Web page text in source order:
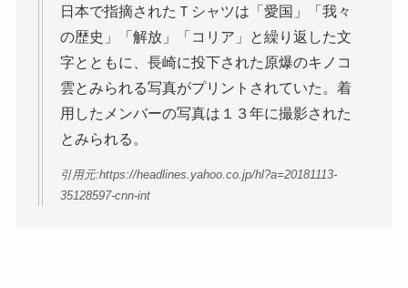
日本で指摘されたＴシャツは「愛国」「我々
の歴史」「解放」「コリア」と繰り返した文
字とともに、長崎に投下された原爆のキノコ
雲とみられる写真がプリントされていた。着
用したメンバーの写真は１３年に撮影された
とみられる。
引用元:https://headlines.yahoo.co.jp/hl?a=20181113-
35128597-cnn-int